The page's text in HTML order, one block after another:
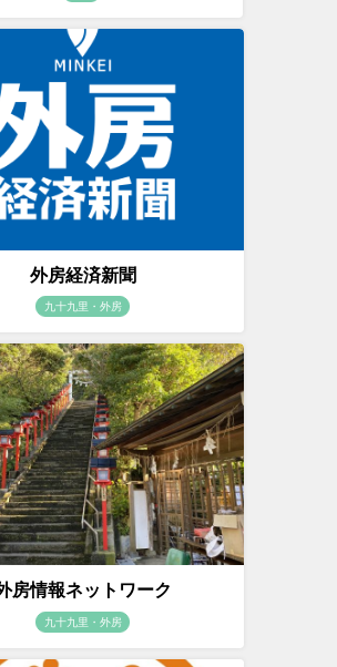
外房経済新聞
九十九里・外房
房情報ネットワーク
九十九里・外房